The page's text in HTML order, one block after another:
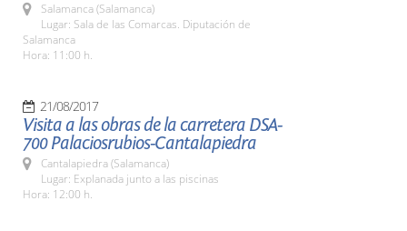
Salamanca (Salamanca)
Lugar: Sala de las Comarcas. Diputación de
Salamanca
Hora: 11:00 h.
21/08/2017
Visita a las obras de la carretera DSA-
700 Palaciosrubios-Cantalapiedra
Cantalapiedra (Salamanca)
Lugar: Explanada junto a las piscinas
Hora: 12:00 h.